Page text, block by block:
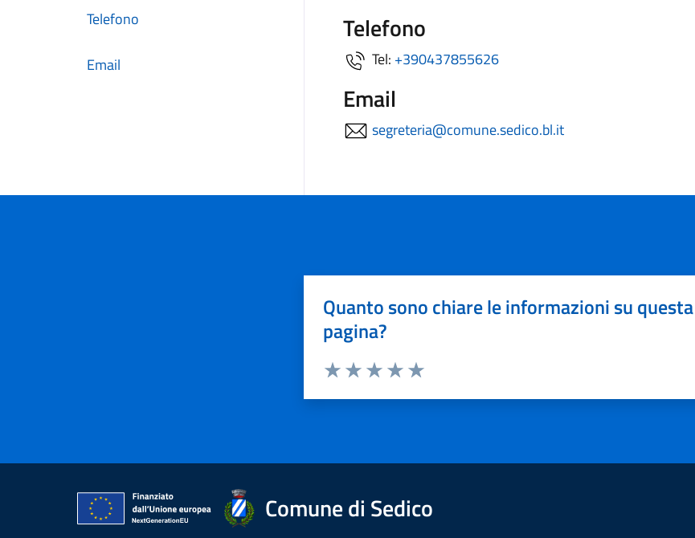
Telefono
Email
Telefono
Tel: +390437855626
Email
segreteria@comune.sedico.bl.it
Quanto sono chiare le informazioni su questa
pagina?
Comune di Sedico